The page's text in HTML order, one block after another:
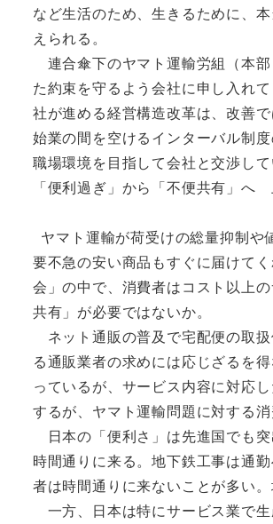
など生活のため、生きるために、
えられる。
連合傘下のヤマト運輸労組（本
た約束を守るよう会社に申し入れ
社が進める経営構造改革は、改善
始業の間を空けるインターバル制
職場環境を目指して会社と交渉し
「便利過ぎ」から「不便共有」
ヤマト運輸が荷受けの総量抑制
要不急の安い商品もすぐに届けて
会」の中で、消費者はコスト以上
共有」が必要ではないか。
ネット通販の普及で宅配便の取
る通販業者の求めには応じざるを
っているが、サービス内容に対応
するが、ヤマト運輸問題に対する
日本の「便利さ」は先進国でも
時間通りに来る。地下鉄工事は通
者は時間通りに来ないことが多い
一方、日本は特にサービス業で